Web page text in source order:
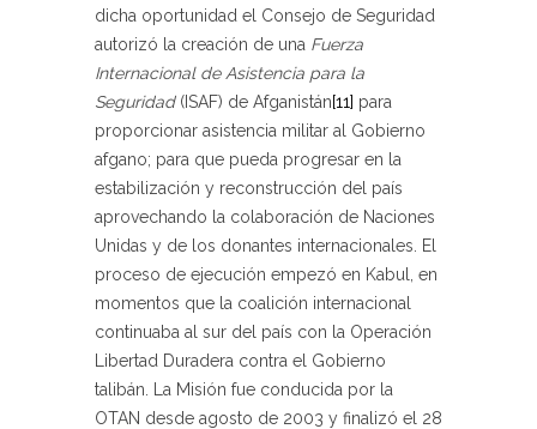
dicha oportunidad el Consejo de Seguridad
autorizó la creación de una Fuerza
Internacional de Asistencia para la
Seguridad(ISAF) de Afganistán[11] para
proporcionar asistencia militar al Gobierno
afgano; para que pueda progresar en la
estabilización y reconstrucción del país
aprovechando la colaboración de Naciones
Unidas y de los donantes internacionales. El
proceso de ejecución empezó en Kabul, en
momentos que la coalición internacional
continuaba al sur del país con la Operación
Libertad Duradera contra el Gobierno
talibán. La Misión fue conducida por la
OTAN desde agosto de 2003 y finalizó el 28